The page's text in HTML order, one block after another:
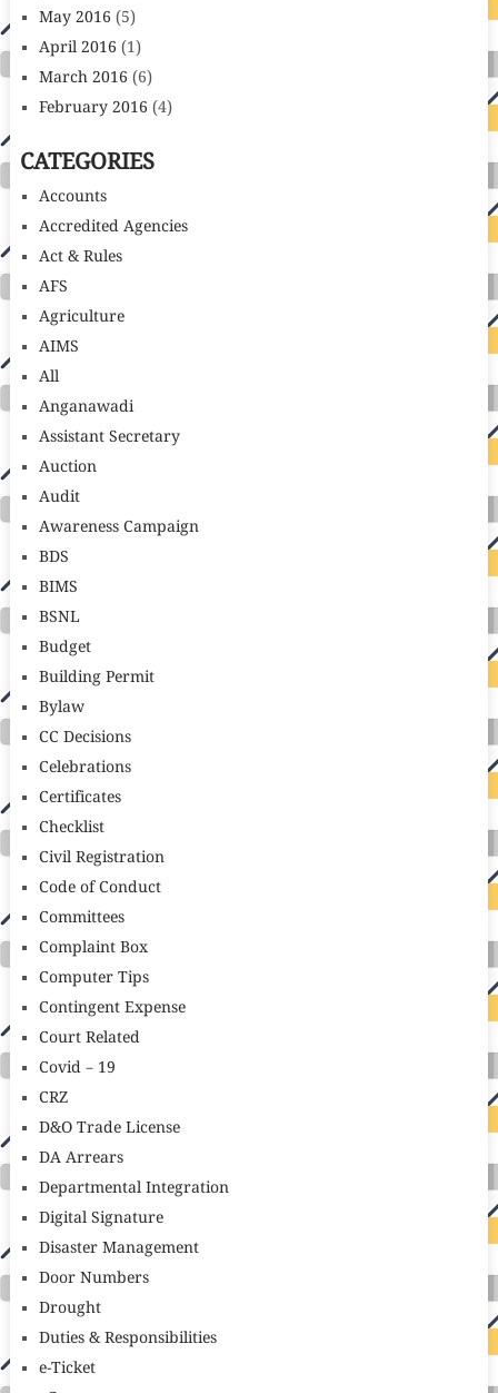
May 2016 (5)
April 2016 (1)
March 2016 (6)
February 2016 (4)
CATEGORIES
Accounts
Accredited Agencies
Act & Rules
AFS
Agriculture
AIMS
All
Anganawadi
Assistant Secretary
Auction
Audit
Awareness Campaign
BDS
BIMS
BSNL
Budget
Building Permit
Bylaw
CC Decisions
Celebrations
Certificates
Checklist
Civil Registration
Code of Conduct
Committees
Complaint Box
Computer Tips
Contingent Expense
Court Related
Covid – 19
CRZ
D&O Trade License
DA Arrears
Departmental Integration
Digital Signature
Disaster Management
Door Numbers
Drought
Duties & Responsibilities
e-Ticket